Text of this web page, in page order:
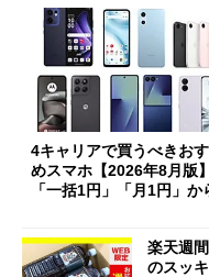
4キャリアで買うべきお
めスマホ【2026年8月版】
「一括1円」「月1円」か
楽天週
のスッ